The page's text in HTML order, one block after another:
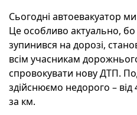
Сьогодні автоевакуатор
Це особливо актуально,
зупинився на дорозі,
всім учасникам
спровокувати нову ДТП.
здійснюємо недорого – від
за км.